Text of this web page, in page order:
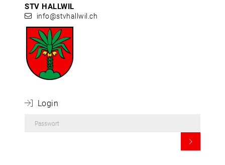
STV HALLWIL
info@stvhallwil.ch
 Login